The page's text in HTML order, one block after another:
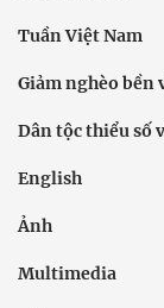
Tuần Việt Nam
Giảm nghèo bền
Dân tộc thiểu số
English
Ảnh
Multimedia